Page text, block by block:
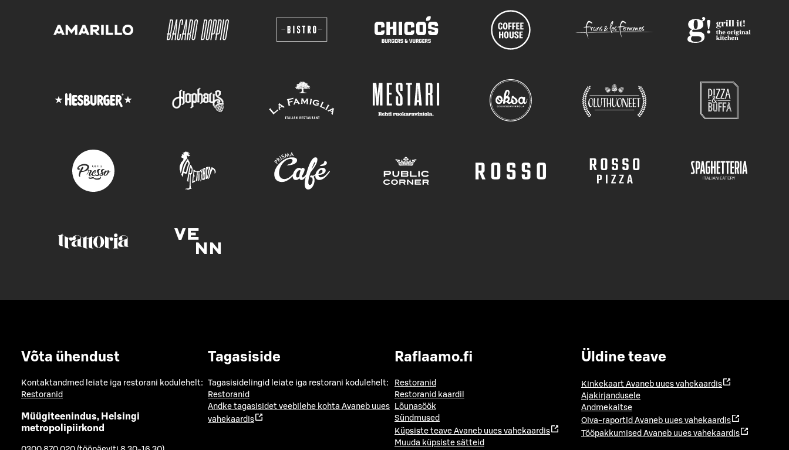
Võta ühendust
Kontaktandmed leiate iga restorani kodulehelt:
Restoranid
Müügiteenindus, Helsingi
metropolipiirkond
Tagasiside
Tagasisidelingid leiate iga restorani kodulehelt:
Restoranid
Andke tagasisidet veebilehe kohta Avaneb uues
vahekaardis
Raflaamo.fi
Restoranid
Restoranid kaardil
Lõunasöök
Sündmused
Küpsiste teave Avaneb uues vahekaardis
Muuda küpsiste sätteid
Üldine teave
Kinkekaart Avaneb uues vahekaardis
Ajakirjandusele
Andmekaitse
Oiva-raportid Avaneb uues vahekaardis
Tööpakkumised Avaneb uues vahekaardis